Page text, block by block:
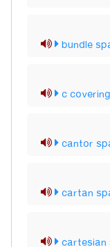
bundle
c
cantor
cartan
cartesian